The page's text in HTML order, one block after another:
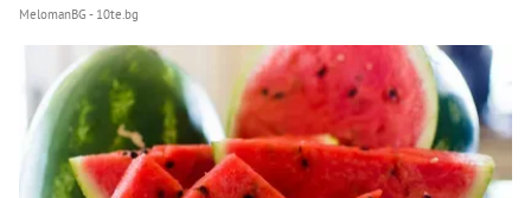
MelomanBG - 10te.bg